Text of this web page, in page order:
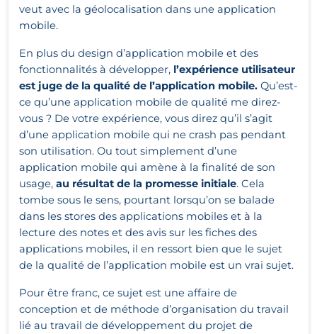
veut avec la géolocalisation dans une application
mobile.
En plus du design d’application mobile et des
fonctionnalités à développer, l’expérience utilisateur
est juge de la qualité de l’application mobile. Qu’est-
ce qu’une application mobile de qualité me direz-
vous ? De votre expérience, vous direz qu’il s’agit
d’une application mobile qui ne crash pas pendant
son utilisation. Ou tout simplement d’une
application mobile qui amène à la finalité de son
usage, au résultat de la promesse initiale. Cela
tombe sous le sens, pourtant lorsqu’on se balade
dans les stores des applications mobiles et à la
lecture des notes et des avis sur les fiches des
applications mobiles, il en ressort bien que le sujet
de la qualité de l’application mobile est un vrai sujet.
Pour être franc, ce sujet est une affaire de
conception et de méthode d’organisation du travail
lié au travail de développement du projet de